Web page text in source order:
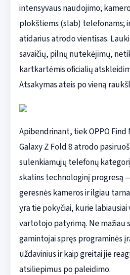
intensyvaus naudojimo;
plokštiems (slab) telefonams;
atidarius atrodo vientisas.
savaičių, pilnų nutekėjimų,
kartkartėmis oficialių
Atsakymas ateis po vieną
Apibendrinant, tiek OPPO
Galaxy Z Fold 8 atrodo
sulenkiamųjų telefonų
skatins technologinį progresą
geresnės kameros ir ilgiau
yra tie pokyčiai, kurie labiausiai
vartotojo patyrimą. Ne mažiau
gamintojai spręs programinės
uždavinius ir kaip greitai jie
atsiliepimus po paleidimo.